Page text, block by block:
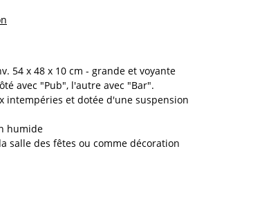
54 x 48 x 10 cm - grande et voyante
avec "Pub", l'autre avec "Bar".
intempéries et dotée d'une suspension
humide
salle des fêtes ou comme décoration